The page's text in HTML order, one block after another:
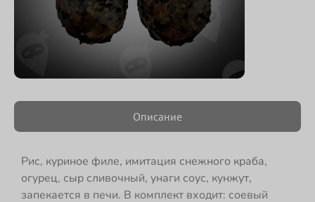
Описание
Рис, куриное филе, имитация снежного краба,
огурец, сыр сливочный, унаги соус, кунжут,
запекается в печи. В комплект входит: соевый